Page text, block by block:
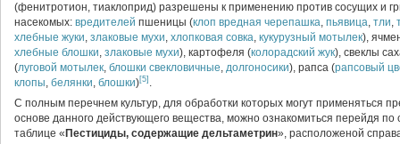
(фенитротион, тиаклоприд) разрешены к применению против сосущих и
насекомых: вредителей пшеницы (клоп вредная черепашка, пьявица, тли,
хлебные жуки, злаковые мухи, хлопковая совка, кукурузный мотылек),
хлебные блошки, злаковые мухи), картофеля (колорадский жук), свеклы
(луговой мотылек, блошки свекловичные, долгоносики), рапса (рапсовый
клопы, белянки, блошки)[5] .
С полным перечнем культур, для обработки которых могут применяться
основе данного действующего вещества, можно ознакомиться перейдя по
таблице « Пестициды, содержащие дельтаметрин», расположеной